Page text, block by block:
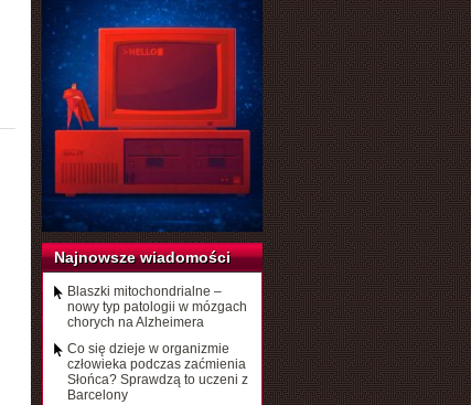
Najnowsze wiadomości
Blaszki mitochondrialne –
nowy typ patologii w mózgach
chorych na Alzheimera
Co się dzieje w organizmie
człowieka podczas zaćmienia
Słońca? Sprawdzą to uczeni z
Barcelony